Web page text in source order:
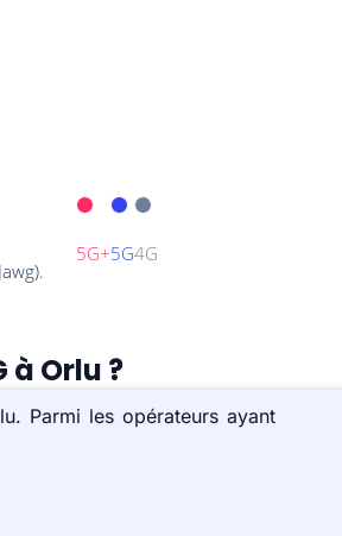
à Orlu ?
Parmi les opérateurs ayant